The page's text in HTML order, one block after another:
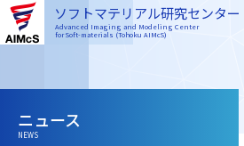
ソフトマテリアル研究センター
Advanced Imaging and Modeling Center
for Soft-materials (Tohoku AIMcS)
ニュース
NEWS